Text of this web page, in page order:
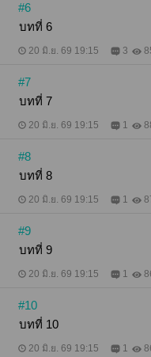
#6
บทที่ 6
20 มิ.ย. 69 19:15 3
#7
บทที่ 7
20 มิ.ย. 69 19:15 1
#8
บทที่ 8
20 มิ.ย. 69 19:15 1
#9
บทที่ 9
20 มิ.ย. 69 19:15 1
#10
บทที่ 10
20 มิ.ย. 69 19:15 1